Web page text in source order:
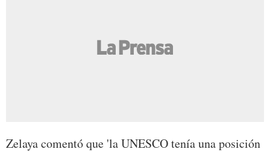
Zelaya comentó que 'la UNESCO tenía una posición